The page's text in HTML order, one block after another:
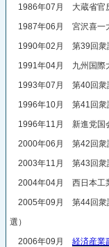
1986年07月 大蔵省官
1987年06月 宮沢喜一
1990年02月 第39回衆
1991年04月 九州国際
1993年07月 第40回衆
1996年10月 第41回衆
1996年11月 新進党国
2000年06月 第42回衆
2003年11月 第43回衆
2004年04月 西日本工
2005年09月 第44回衆
選）
2006年09月 経済産業